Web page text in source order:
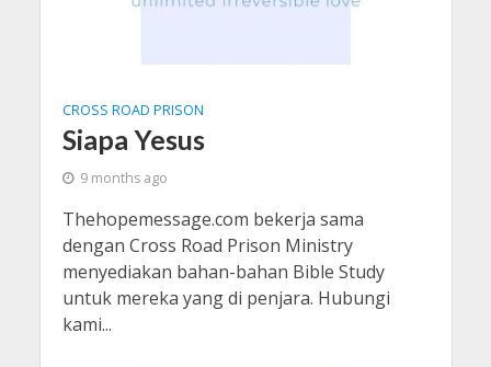
CROSS ROAD PRISON
Siapa Yesus
9 months ago
Thehopemessage.com bekerja sama
dengan Cross Road Prison Ministry
menyediakan bahan-bahan Bible Study
untuk mereka yang di penjara. Hubungi
kami...